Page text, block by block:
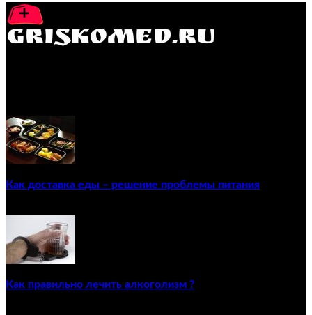
Как доставка еды – решение проблемы питания
Как правильно лечить алкоголизм ?